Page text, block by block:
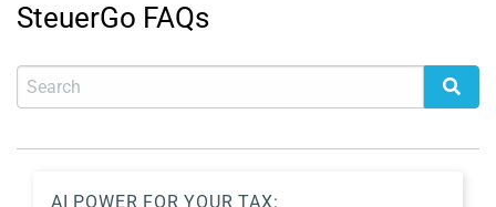
SteuerGo FAQs
AI POWER FOR YOUR TAX: